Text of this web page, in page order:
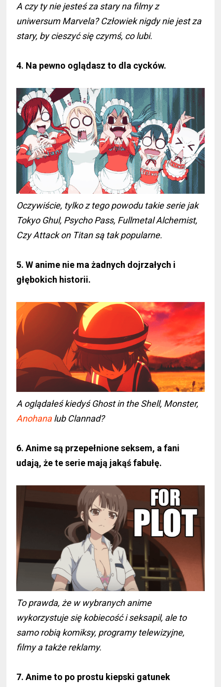
A czy ty nie jesteś za stary na filmy z
uniwersum Marvela? Człowiek nigdy nie jest za
stary, by cieszyć się czymś, co lubi.
4. Na pewno oglądasz to dla cycków.
Oczywiście, tylko z tego powodu takie serie jak
Tokyo Ghul, Psycho Pass, Fullmetal Alchemist,
Czy Attack on Titan są tak popularne.
5. W anime nie ma żadnych dojrzałych i
głębokich historii.
A oglądałeś kiedyś Ghost in the Shell, Monster,
Anohanalub Clannad?
6. Anime są przepełnione seksem, a fani
udają, że te serie mają jakąś fabułę.
To prawda, że w wybranych anime
wykorzystuje się kobiecość i seksapil, ale to
samo robią komiksy, programy telewizyjne,
filmy a także reklamy.
7. Anime to po prostu kiepski gatunek